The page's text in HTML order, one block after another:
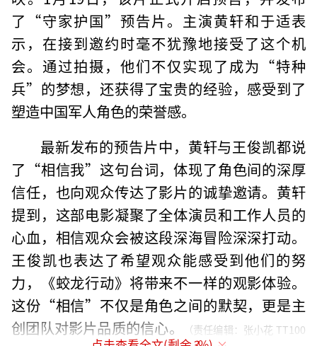
了“守家护国”预告片。主演黄轩和于适表
示，在接到邀约时毫不犹豫地接受了这个机
会。通过拍摄，他们不仅实现了成为“特种
兵”的梦想，还获得了宝贵的经验，感受到了
塑造中国军人角色的荣誉感。
最新发布的预告片中，黄轩与王俊凯都说
了“相信我”这句台词，体现了角色间的深厚
信任，也向观众传达了影片的诚挚邀请。黄轩
提到，这部电影凝聚了全体演员和工作人员的
心血，相信观众会被这段深海冒险深深打动。
王俊凯也表达了希望观众能感受到他们的努
力，《蛟龙行动》将带来不一样的观影体验。
这份“相信”不仅是角色之间的默契，更是主
创团队对影片品质的信心。
（责任编辑：张小花 TT100